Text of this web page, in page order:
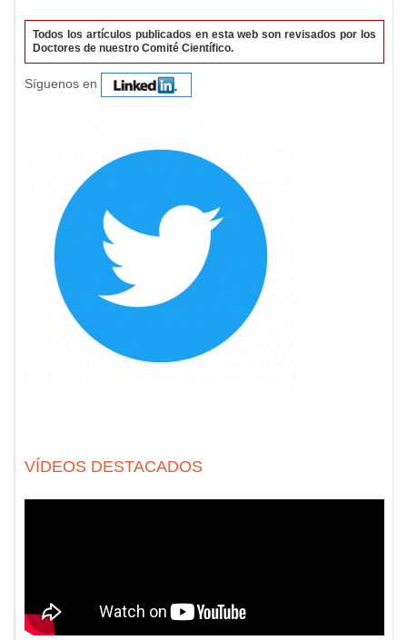
Todos los artículos publicados en esta web son revisados por los
Doctores de nuestro Comité Científico.
Síguenos en
VÍDEOS DESTACADOS